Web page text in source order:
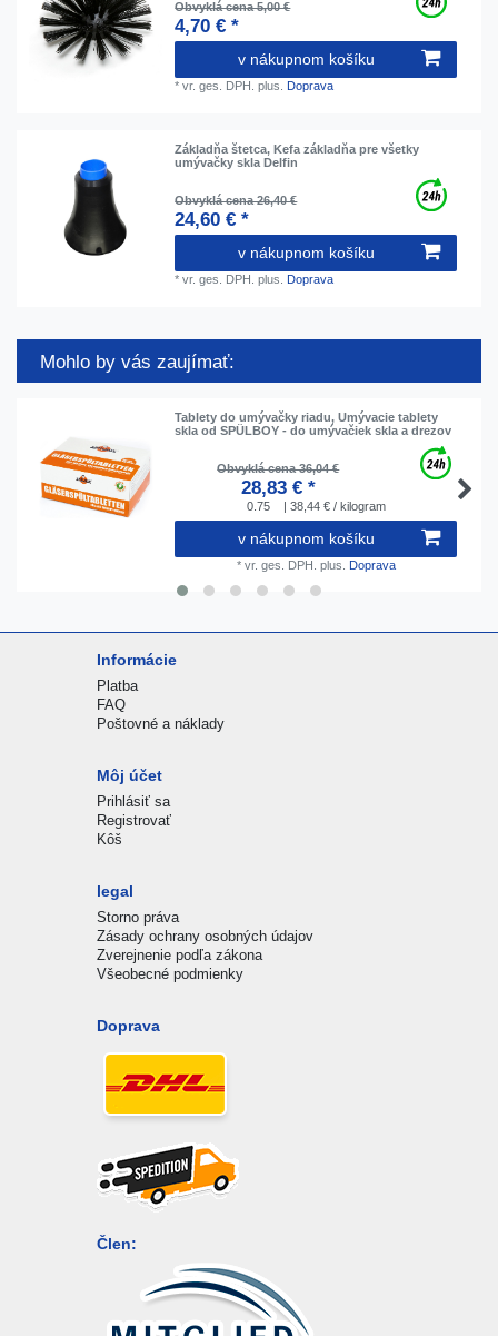
Obvyklá cena 5,00 €
4,70 € *
v nákupnom košíku
*vr. ges. DPH. plus. Doprava
Základňa štetca, Kefa základňa pre všetky
umývačky skla Delfin
Obvyklá cena 26,40 €
24,60 € *
v nákupnom košíku
*vr. ges. DPH. plus. Doprava
Mohlo by vás zaujímať:
Tablety do umývačky riadu, Umývacie tablety
skla od SPÜLBOY - do umývačiek skla a drezov
Obvyklá cena 36,04 €
28,83 € *
0.75 | 38,44 € / kilogram
v nákupnom košíku
* vr. ges. DPH. plus. Doprava
Informácie
Platba
FAQ
Poštovné a náklady
Môj účet
Prihlásiť sa
Registrovať
Kôš
legal
Storno práva
Zásady ochrany osobných údajov
Zverejnenie podľa zákona
Všeobecné podmienky
Doprava
Člen: